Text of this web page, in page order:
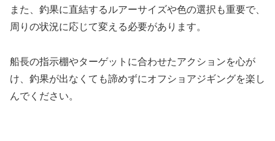
また、釣果に直結するルアーサイズや色の選択も重要で、
周りの状況に応じて変える必要があります。
船長の指示棚やターゲットに合わせたアクションを心が
け、釣果が出なくても諦めずにオフショアジギングを楽し
んでください。